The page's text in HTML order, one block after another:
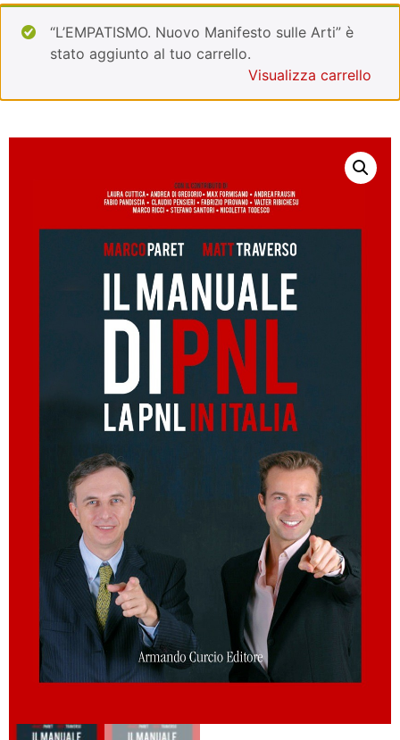
“L’EMPATISMO. Nuovo Manifesto sulle Arti” è
stato aggiunto al tuo carrello.
Visualizza carrello